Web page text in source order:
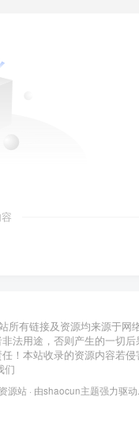
所有链接及资源均来源于网
法用途，否则产生的一切
！本站收录的资源内容若
们
源站 · 由shaocun主题强力驱动.